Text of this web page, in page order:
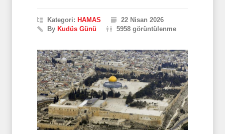
Kategori: HAMAS
22 Nisan 2026
By Kudüs Günü 5958 görüntülenme